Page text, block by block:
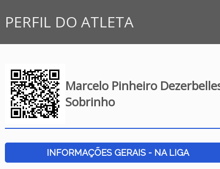
PERFIL DO ATLETA
Marcelo Pinheiro
Sobrinho
INFORMAÇÕES GERAIS - NA LIGA